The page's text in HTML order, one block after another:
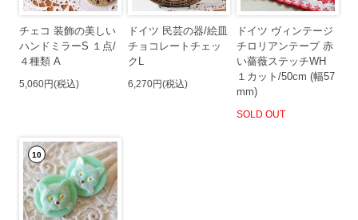
チェコ 装飾の美しい
ハンドミラーS １点/
４種類 A
5,060円(税込)
ドイツ 民芸の器/絵皿
チョコレートチェッ
クL
6,270円(税込)
ドイツ ヴィンテージ
チロリアンテープ 赤
い薔薇ステッチWH
１カット/50cm (幅57
mm)
SOLD OUT
10